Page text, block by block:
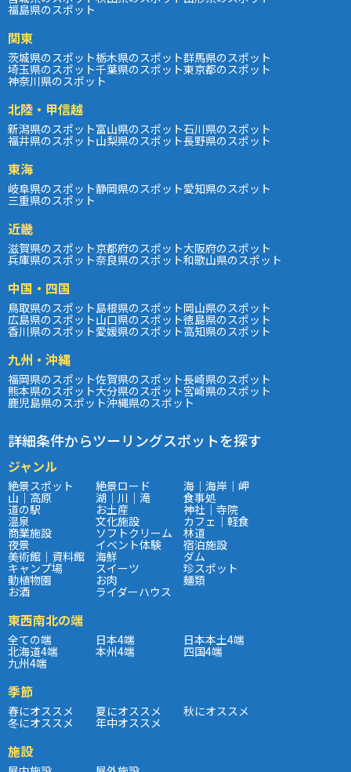
福島県のスポット
関東
茨城県のスポット栃木県のスポット群馬県のスポット
埼玉県のスポット千葉県のスポット東京都のスポット
神奈川県のスポット
北陸・甲信越
新潟県のスポット富山県のスポット石川県のスポット
福井県のスポット山梨県のスポット長野県のスポット
東海
岐阜県のスポット静岡県のスポット愛知県のスポット
三重県のスポット
近畿
滋賀県のスポット京都府のスポット大阪府のスポット
兵庫県のスポット奈良県のスポット和歌山県のスポット
中国・四国
鳥取県のスポット島根県のスポット岡山県のスポット
広島県のスポット山口県のスポット徳島県のスポット
香川県のスポット愛媛県のスポット高知県のスポット
九州・沖縄
福岡県のスポット佐賀県のスポット長崎県のスポット
熊本県のスポット大分県のスポット宮崎県のスポット
鹿児島県のスポット沖縄県のスポット
詳細条件からツーリングスポットを探す
ジャンル
絶景スポット 絶景ロード 海｜海岸｜岬
山｜高原 湖｜川｜滝 食事処
道の駅 お土産 神社｜寺院
温泉 文化施設 カフェ｜軽食
商業施設 ソフトクリーム 林道
夜景 イベント体験 宿泊施設
美術館｜資料館 海鮮 ダム
キャンプ場 スイーツ 珍スポット
動植物園 お肉 麺類
お酒 ライダーハウス
東西南北の端
全ての端 日本4端 日本本土4端
北海道4端 本州4端 四国4端
九州4端
季節
春にオススメ 夏にオススメ 秋にオススメ
冬にオススメ 年中オススメ
施設